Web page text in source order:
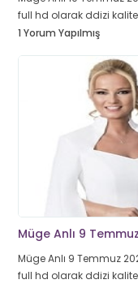
full hd olarak ddizi
1 Yorum Yapılmış
Müge Anlı 9
Müge Anlı 9 Temmuz
full hd olarak ddizi